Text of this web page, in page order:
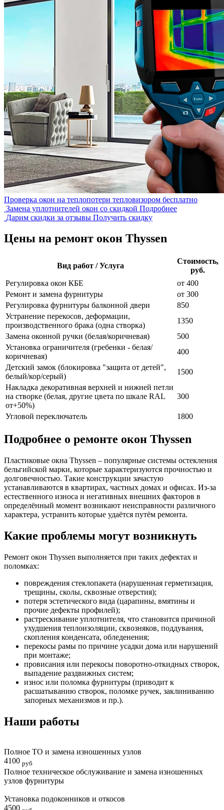
Проверка окон на теплопотери тепловизором бесплатно
Замена уплотнителей окон со скидкой Подробнее
Дарим скидки за отзывы Получить скидку
Цены на ремонт окон Thyssen
Вид работ / Услуга
Стоимость,
руб.
Регулировка окон КБЕ
от 400
Ремонт и замена фурнитуры
от 300
Регулировка фурнитуры балконной двери
850
Устранение перекосов, деформации,
производственного брака (одна створка)
1350
Замена оконной ручки (белая/коричневая)
500
Установка ограничителя (гребенки - белая/
коричневая)
400
Детский замок (блокировка "защита от детей",
белый/кор/серый)
1500
Накладка декоративная верхней и нижней петли
на створке (белая, другие цвета по шкале RAL
от+50%)
300
Угловой переключатель 1800
Подробнее о ремонте окон Thyssen
Пластиковые окна Thyssen – популярные системы остекления
бельгийской марки, которые характеризуются прочностью и
долговечностью. Такие конструкции зачастую
устанавливаются в квартирах, частных домах и офисах. Из-за
естественного износа и негативных внешних факторов в
определённый момент возникают неисправности различного
характера, устранить которые удаётся путём ремонта.
Какие проблемы могут возникнуть
Ремонт окон Thyssen выполняется при таких дефектах и
поломках:
повреждения стеклопакета (нарушенная герметизация,
трещины, сколы, сквозные отверстия);
потеря эстетического вида (царапины, вмятины и
прочие дефекты профилей);
растрескивание уплотнителя, что становится причиной
ухудшения теплоизоляции, сквозняков, поддувания,
скопления конденсата, обледенения;
перекосы рамы по причине усадки дома или нарушений
при монтаже;
провисания или перекосы поворотно-откидных створок,
выпадение раздвижных систем;
износ или поломка фурнитуры (приводит к
расшатыванию створок, поломке ручек, заклиниванию
запорных механизмов и пр.).
Наши работы
Полное ТО и замена изношенных узлов
4100 руб
Полное техническое обслуживание и замена изношенных
узлов фурнитуры
Установка подоконников и откосов
4500